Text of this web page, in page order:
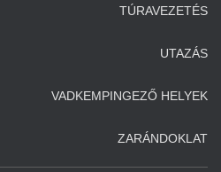
TÚRAVEZETÉS
UTAZÁS
VADKEMPINGEZŐ HELYEK
ZARÁNDOKLAT